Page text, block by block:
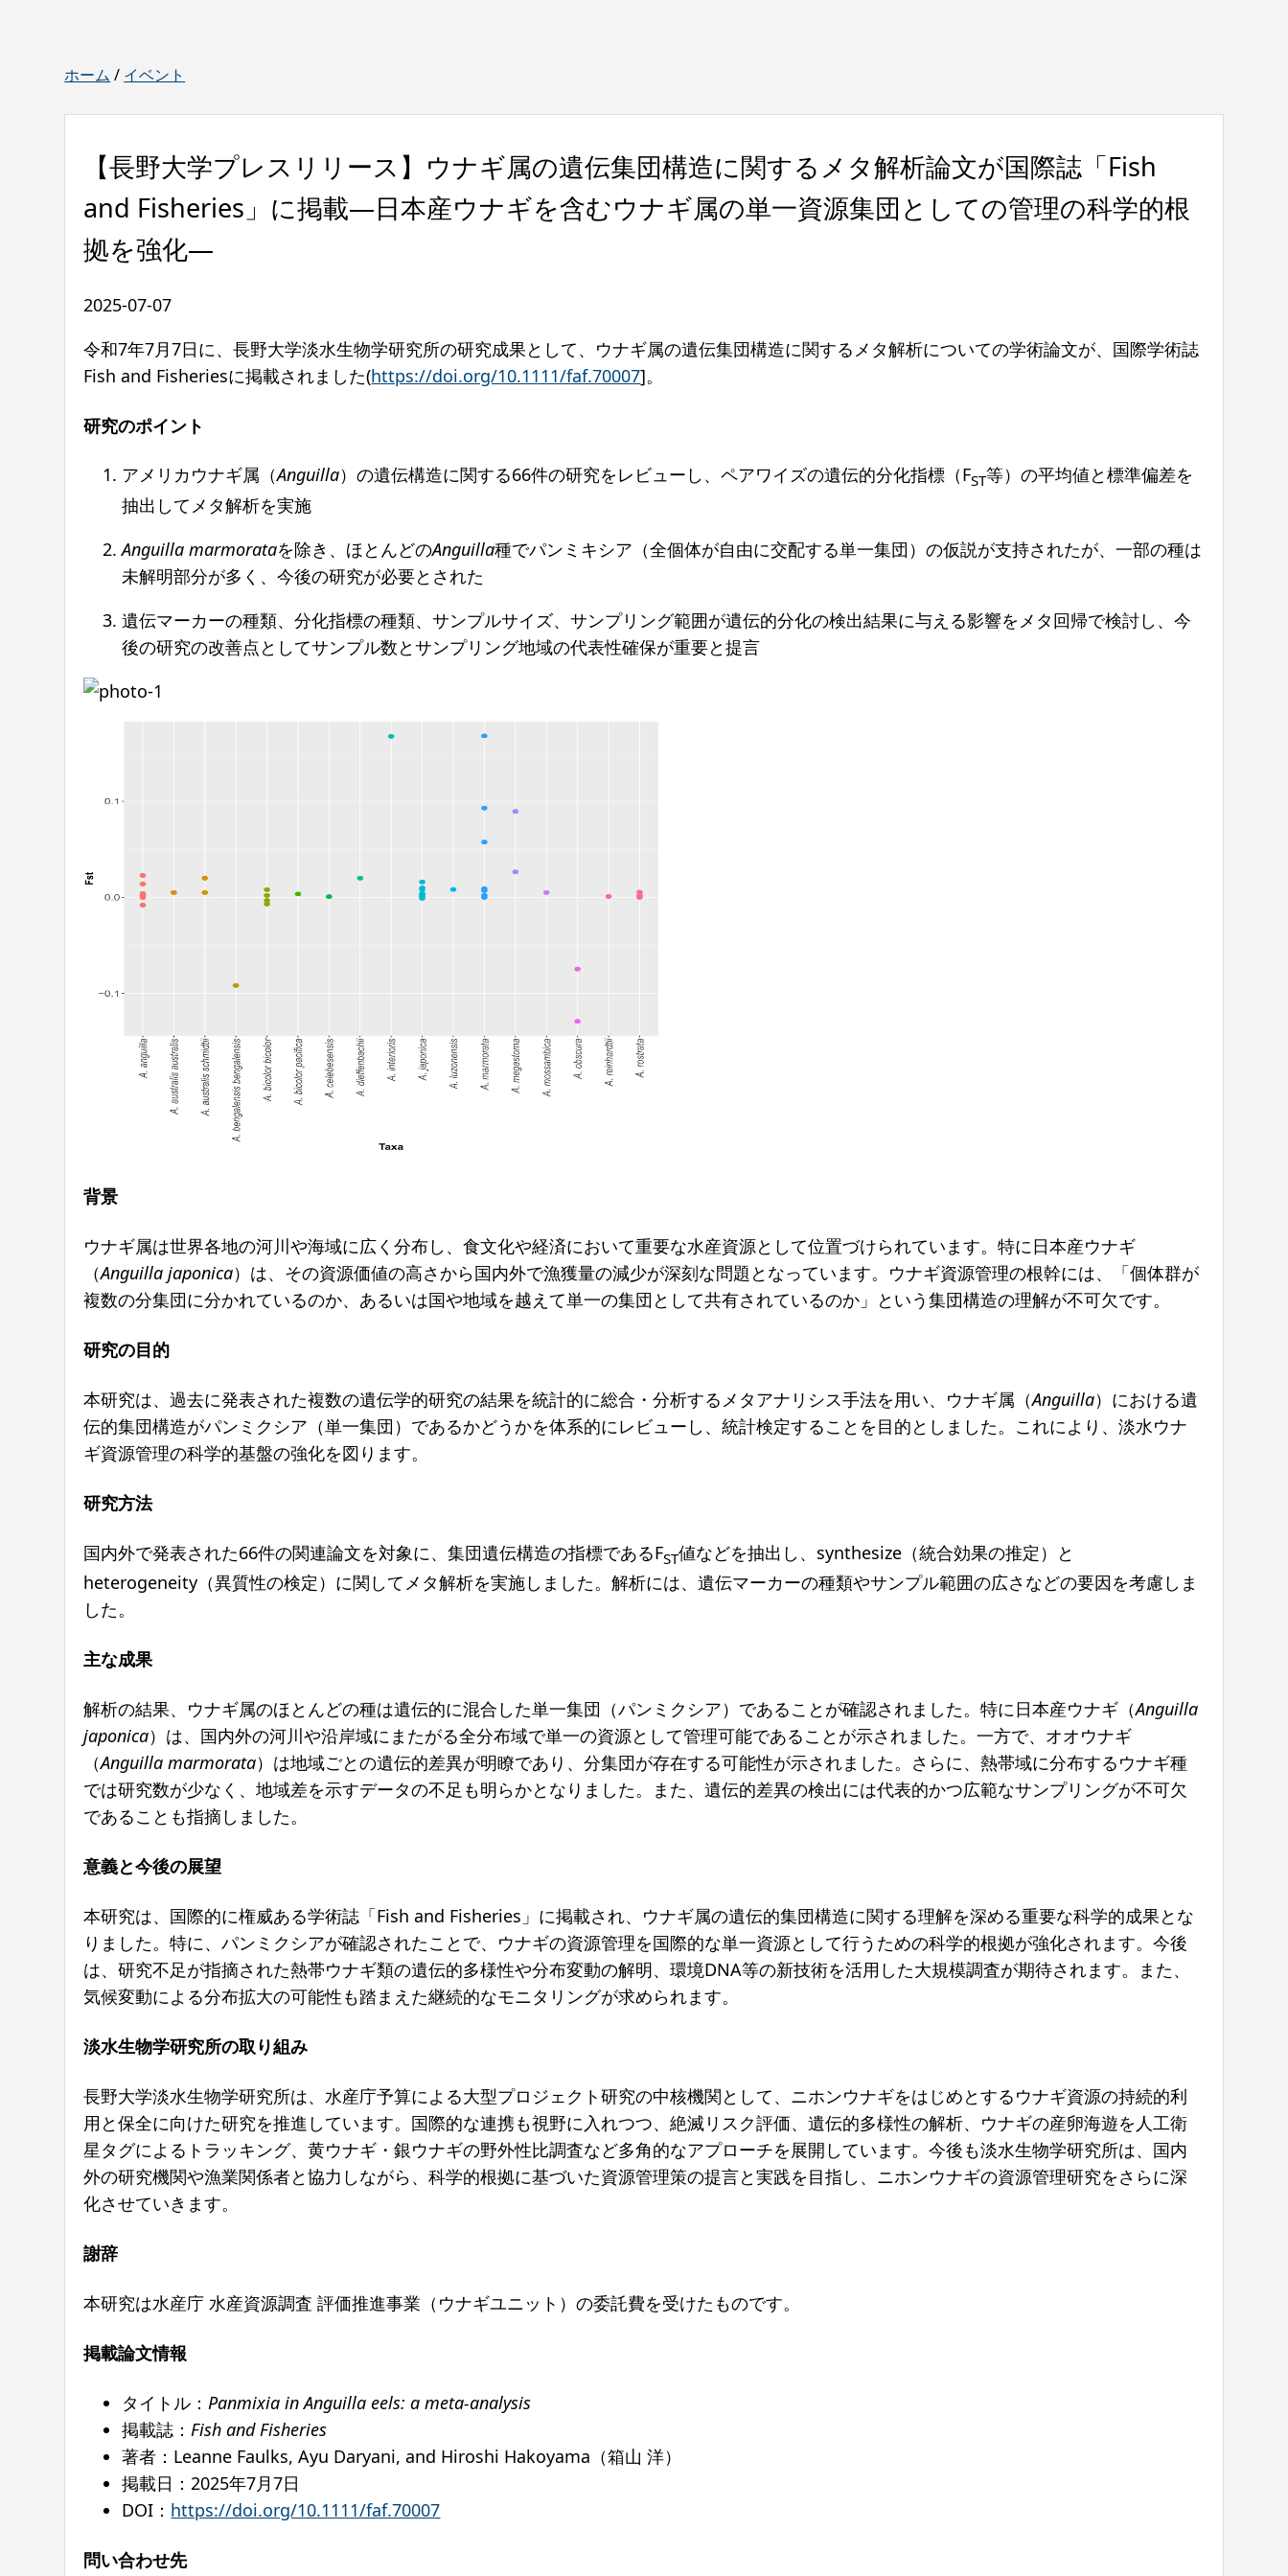
ホーム / イベント
【長野大学プレスリリース】ウナギ属の遺伝集団構造に関するメタ解析論文が国際誌「Fish
and Fisheries」に掲載—日本産ウナギを含むウナギ属の単一資源集団としての管理の科学的根
拠を強化—
2025-07-07
令和7年7月7日に、長野大学淡水生物学研究所の研究成果として、ウナギ属の遺伝集団構造に関するメタ解析についての学術論文が、国際学術誌
Fish and Fisheriesに掲載されました(https://doi.org/10.1111/faf.70007]。
研究のポイント
アメリカウナギ属（Anguilla）の遺伝構造に関する66件の研究をレビューし、ペアワイズの遺伝的分化指標（FST等）の平均値と標準偏差を
抽出してメタ解析を実施
Anguilla marmorataを除き、ほとんどのAnguilla種でパンミキシア（全個体が自由に交配する単一集団）の仮説が支持されたが、一部の種は
未解明部分が多く、今後の研究が必要とされた
遺伝マーカーの種類、分化指標の種類、サンプルサイズ、サンプリング範囲が遺伝的分化の検出結果に与える影響をメタ回帰で検討し、今
後の研究の改善点としてサンプル数とサンプリング地域の代表性確保が重要と提言
背景
ウナギ属は世界各地の河川や海域に広く分布し、食文化や経済において重要な水産資源として位置づけられています。特に日本産ウナギ
（Anguilla japonica）は、その資源価値の高さから国内外で漁獲量の減少が深刻な問題となっています。ウナギ資源管理の根幹には、「個体群が
複数の分集団に分かれているのか、あるいは国や地域を越えて単一の集団として共有されているのか」という集団構造の理解が不可欠です。
研究の目的
本研究は、過去に発表された複数の遺伝学的研究の結果を統計的に総合・分析するメタアナリシス手法を用い、ウナギ属（Anguilla）における遺
伝的集団構造がパンミクシア（単一集団）であるかどうかを体系的にレビューし、統計検定することを目的としました。これにより、淡水ウナ
ギ資源管理の科学的基盤の強化を図ります。
研究方法
国内外で発表された66件の関連論文を対象に、集団遺伝構造の指標であるFST値などを抽出し、synthesize（統合効果の推定）と
heterogeneity（異質性の検定）に関してメタ解析を実施しました。解析には、遺伝マーカーの種類やサンプル範囲の広さなどの要因を考慮しま
した。
主な成果
解析の結果、ウナギ属のほとんどの種は遺伝的に混合した単一集団（パンミクシア）であることが確認されました。特に日本産ウナギ（Anguilla
japonica）は、国内外の河川や沿岸域にまたがる全分布域で単一の資源として管理可能であることが示されました。一方で、オオウナギ
（Anguilla marmorata）は地域ごとの遺伝的差異が明瞭であり、分集団が存在する可能性が示されました。さらに、熱帯域に分布するウナギ種
では研究数が少なく、地域差を示すデータの不足も明らかとなりました。また、遺伝的差異の検出には代表的かつ広範なサンプリングが不可欠
であることも指摘しました。
意義と今後の展望
本研究は、国際的に権威ある学術誌「Fish and Fisheries」に掲載され、ウナギ属の遺伝的集団構造に関する理解を深める重要な科学的成果とな
りました。特に、パンミクシアが確認されたことで、ウナギの資源管理を国際的な単一資源として行うための科学的根拠が強化されます。今後
は、研究不足が指摘された熱帯ウナギ類の遺伝的多様性や分布変動の解明、環境DNA等の新技術を活用した大規模調査が期待されます。また、
気候変動による分布拡大の可能性も踏まえた継続的なモニタリングが求められます。
淡水生物学研究所の取り組み
長野大学淡水生物学研究所は、水産庁予算による大型プロジェクト研究の中核機関として、ニホンウナギをはじめとするウナギ資源の持続的利
用と保全に向けた研究を推進しています。国際的な連携も視野に入れつつ、絶滅リスク評価、遺伝的多様性の解析、ウナギの産卵海遊を人工衛
星タグによるトラッキング、黄ウナギ・銀ウナギの野外性比調査など多角的なアプローチを展開しています。今後も淡水生物学研究所は、国内
外の研究機関や漁業関係者と協力しながら、科学的根拠に基づいた資源管理策の提言と実践を目指し、ニホンウナギの資源管理研究をさらに深
化させていきます。
謝辞
本研究は水産庁 水産資源調査 評価推進事業（ウナギユニット）の委託費を受けたものです。
掲載論文情報
タイトル： Panmixia in Anguilla eels: a meta-analysis
掲載誌： Fish and Fisheries
著者：Leanne Faulks, Ayu Daryani, and Hiroshi Hakoyama（箱山 洋）
掲載日：2025年7月7日
DOI： https://doi.org/10.1111/faf.70007
問い合わせ先